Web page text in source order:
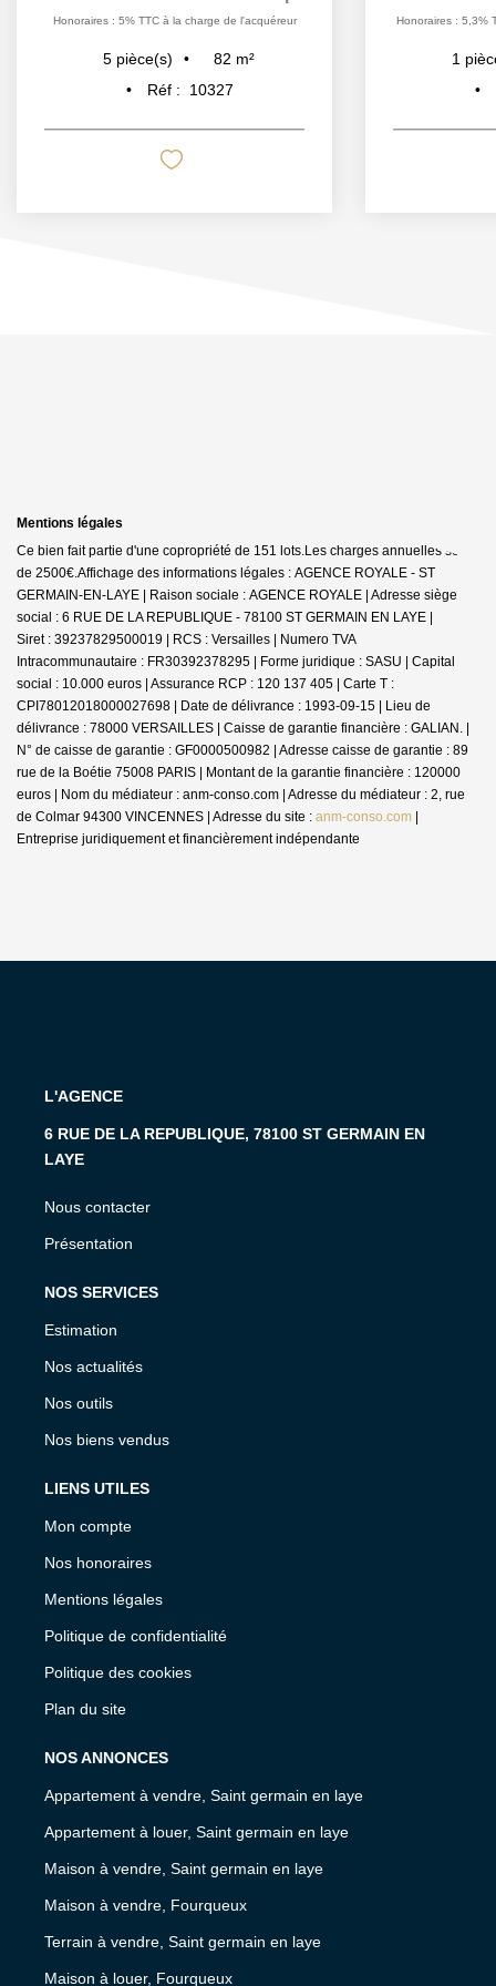
Honoraires : 5% TTC à la charge de l'acquéreur
5 pièce(s) 82 m²
Réf :
10327
Honoraires : 5,3%
1
Mentions légales
Ce bien fait partie d'une copropriété de 151 lots.Les charges annuelles sont
de 2500€.Affichage des informations légales : AGENCE ROYALE - ST
GERMAIN-EN-LAYE | Raison sociale : AGENCE ROYALE | Adresse siège
social : 6 RUE DE LA REPUBLIQUE - 78100 ST GERMAIN EN LAYE |
Siret : 39237829500019 | RCS : Versailles | Numero TVA
Intracommunautaire : FR30392378295 | Forme juridique : SASU | Capital
social : 10.000 euros | Assurance RCP : 120 137 405 | Carte T :
CPI78012018000027698 | Date de délivrance : 1993-09-15 | Lieu de
délivrance : 78000 VERSAILLES | Caisse de garantie financière : GALIAN. |
N° de caisse de garantie : GF0000500982 | Adresse caisse de garantie : 89
rue de la Boétie 75008 PARIS | Montant de la garantie financière : 120000
euros | Nom du médiateur : anm-conso.com | Adresse du médiateur : 2, rue
de Colmar 94300 VINCENNES | Adresse du site : anm-conso.com |
Entreprise juridiquement et financièrement indépendante
L'AGENCE
6 RUE DE LA REPUBLIQUE, 78100 ST GERMAIN EN
LAYE
Nous contacter
Présentation
NOS SERVICES
Estimation
Nos actualités
Nos outils
Nos biens vendus
LIENS UTILES
Mon compte
Nos honoraires
Mentions légales
Politique de confidentialité
Politique des cookies
Plan du site
NOS ANNONCES
Appartement à vendre, Saint germain en laye
Appartement à louer, Saint germain en laye
Maison à vendre, Saint germain en laye
Maison à vendre, Fourqueux
Terrain à vendre, Saint germain en laye
Maison à louer, Fourqueux